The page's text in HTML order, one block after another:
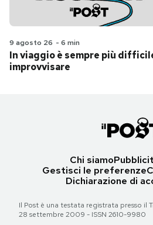
9 agosto 26 - 6 min
In viaggio è sempre più
improvvisare
Chi siamo
Gestisci le preferenze
Dichiarazione di
Il Post è una testata registrata presso il
28 settembre 2009 - ISSN 2610-9980